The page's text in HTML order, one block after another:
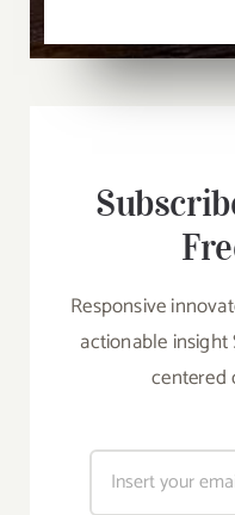
Responsive
actionable
centered